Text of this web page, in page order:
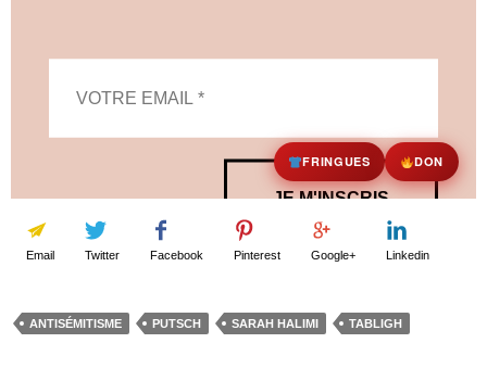
Email Twitter Facebook Pinterest Google+ Linkedin
ANTISÉMITISME PUTSCH SARAH HALIMI TABLIGH